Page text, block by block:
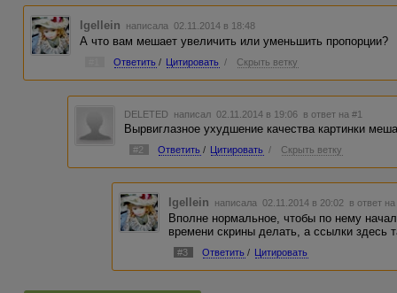
Igellein написала 02.11.2014 в 18:48
А что вам мешает увеличить или уменьшить пропорции?
Ответить / Цитировать / Скрыть ветку
DELETED написал 02.11.2014 в 19:06 в ответ на #1
Вырвиглазное ухудшение качества картинки
#2 Ответить / Цитировать / Скрыть ветку
Igellein написала 02.11.2014 в 20:02 в ответ
Вполне нормальное, чтобы по нему
времени скрины делать, а ссылки здесь
#3 Ответить / Цитировать